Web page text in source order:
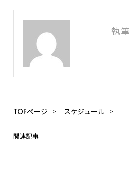
執筆
TOPページ スケジュール
関連記事